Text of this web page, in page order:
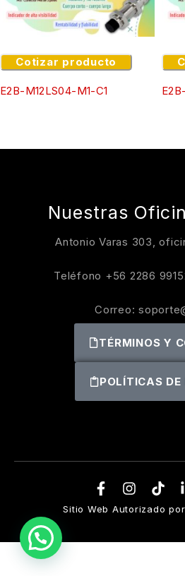
Cotizar producto
E2B-M12LS04-M1-C1
Nuestras
Antonio Varas 303,
Teléfono +56 2286
Correo:
TÉRMINOS Y
POLÍTICAS DE
Sitio Web Autorizado